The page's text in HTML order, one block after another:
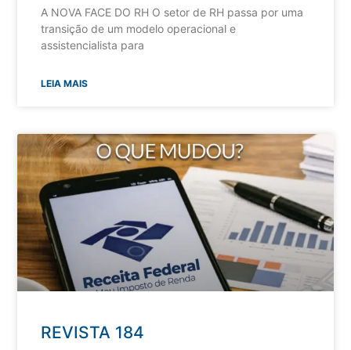
A NOVA FACE DO RH O setor de RH passa por uma
transição de um modelo operacional e
assistencialista para
LEIA MAIS
REVISTA 184